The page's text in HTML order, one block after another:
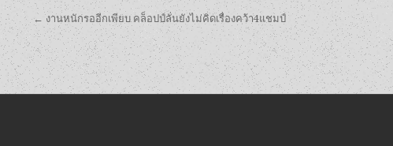
เมนู
นำทาง
เรื่อง
← งานหนักรออีกเพียบ คล็อปป์ลั่นยังไม่คิดเรื่องคว้า4แชมป์